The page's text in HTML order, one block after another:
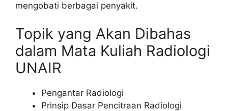
mengobati berbagai penyakit.
Topik yang Akan Dibahas
dalam Mata Kuliah Radiologi
UNAIR
Pengantar Radiologi
Prinsip Dasar Pencitraan Radiologi